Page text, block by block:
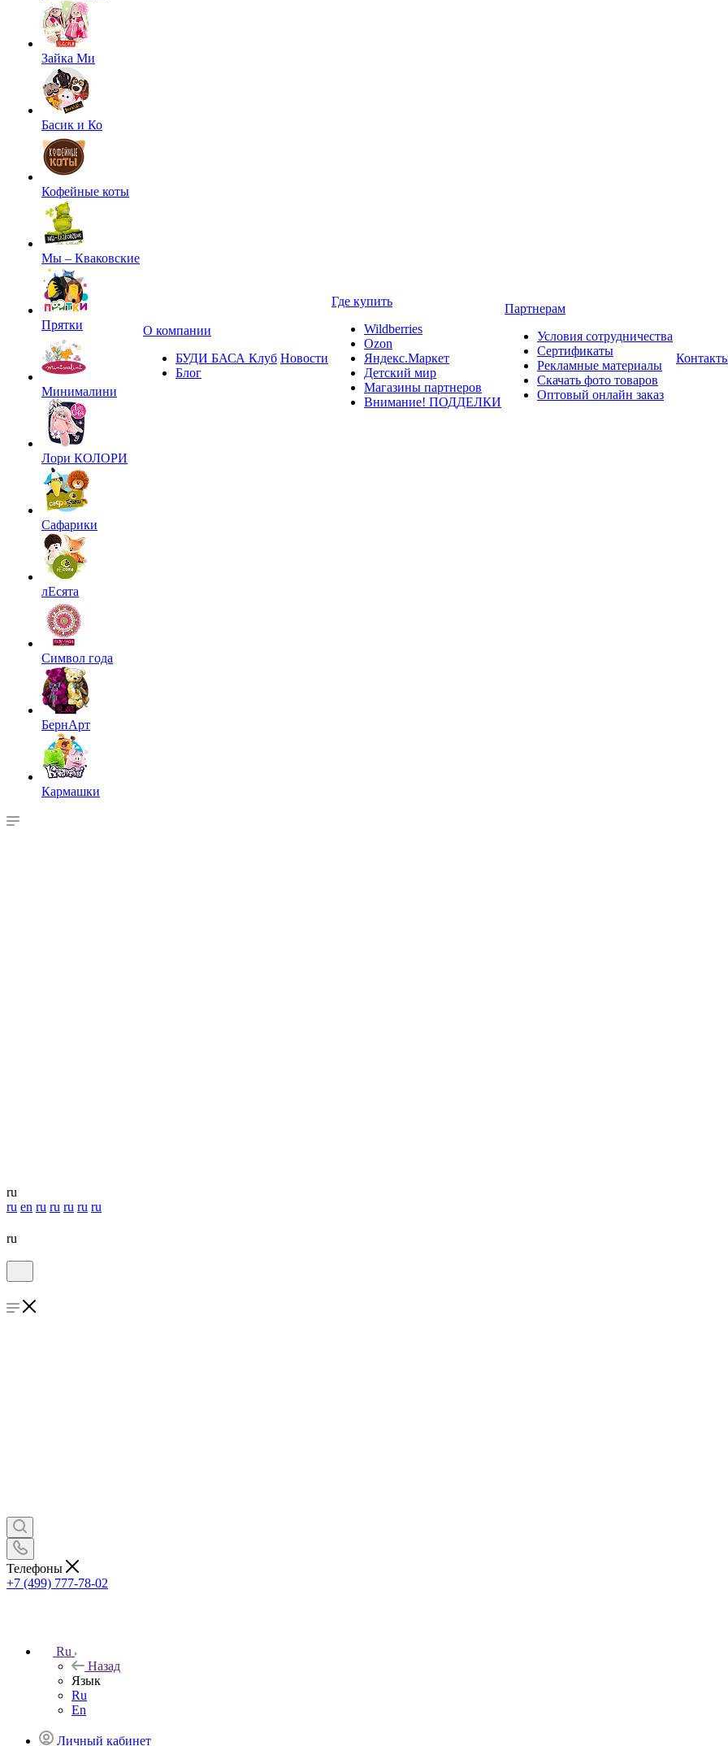
Зайка Ми
Басик и Ко
Кофейные коты
Мы – Кваковские
Прятки
Минималини
Лори КОЛОРИ
Сафарики
лЕсята
Символ года
БернАрт
Кармашки
О компании
БУДИ БАСА Клуб
Блог
Новости
Где купить
Wildberries
Ozon
Яндекс.Маркет
Детский мир
Магазины партнеров
Внимание! ПОДДЕЛКИ
Партнерам
Условия сотрудничества
Сертификаты
Рекламные материалы
Скачать фото товаров
Оптовый онлайн заказ
ru
ru en ru ru ru ru ru
ru
Телефоны
+7 (499) 777-78-02
Ru
Назад
Язык
Ru
En
Личный кабинет